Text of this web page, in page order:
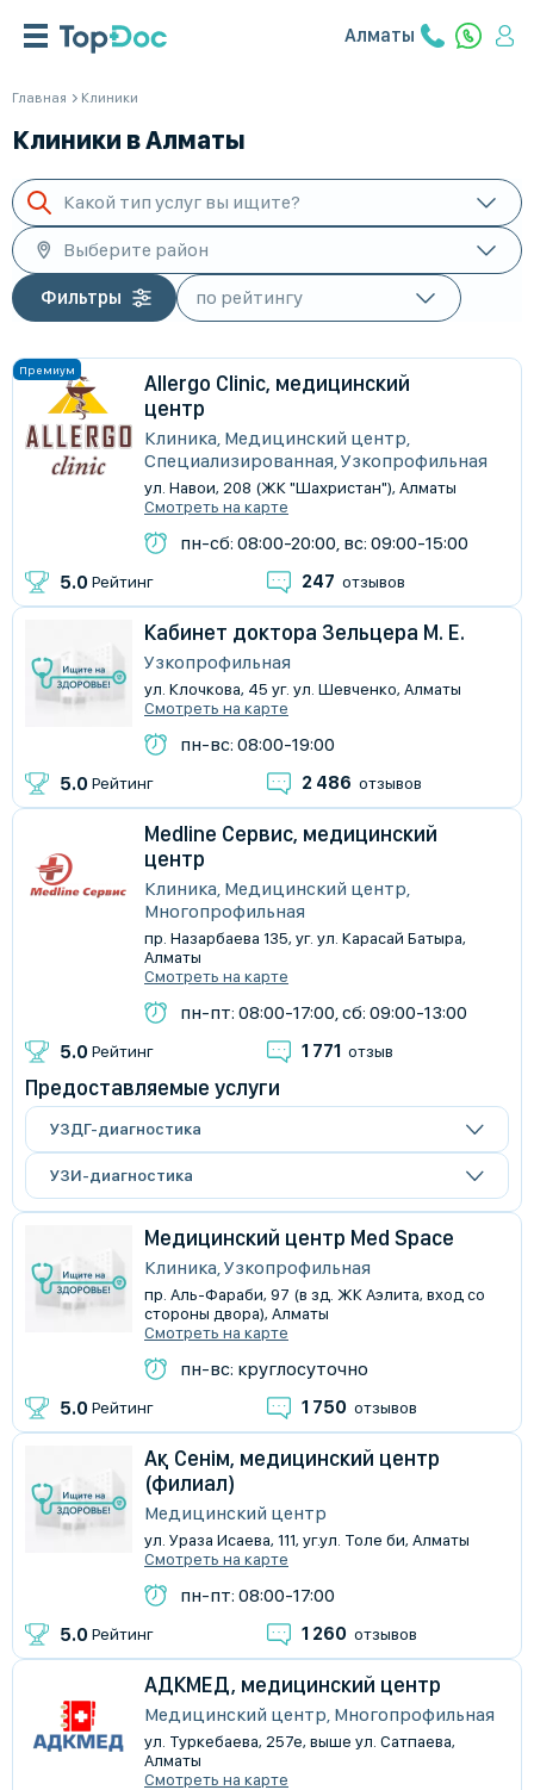
Алматы
Главная Клиники
Клиники в Алматы
Какой тип услуг вы ищите?
Выберите район
Фильтры
Allergo Clinic, медицинский
центр
Клиника, Медицинский центр,
Специализированная, Узкопрофильная
ул. Навои, 208 (ЖК "Шахристан"), Алматы
Смотреть на карте
пн-сб: 08:00-20:00, вс: 09:00-15:00
5.0 Рейтинг 247 отзывов
Кабинет доктора Зельцера М. Е.
Узкопрофильная
ул. Клочкова, 45 уг. ул. Шевченко, Алматы
Смотреть на карте
пн-вс: 08:00-19:00
5.0 Рейтинг 2 486 отзывов
Medline Сервис, медицинский
центр
Клиника, Медицинский центр,
Многопрофильная
пр. Назарбаева 135, уг. ул. Карасай Батыра,
Алматы
Смотреть на карте
пн-пт: 08:00-17:00, сб: 09:00-13:00
5.0 Рейтинг 1 771 отзыв
Предоставляемые услуги
УЗДГ-диагностика
УЗИ-диагностика
Медицинский центр Med Space
Клиника, Узкопрофильная
пр. Аль-Фараби, 97 (в зд. ЖК Аэлита, вход со
стороны двора), Алматы
Смотреть на карте
пн-вс: круглосуточно
5.0 Рейтинг 1 750 отзывов
Ақ Сенім, медицинский центр
(филиал)
Медицинский центр
ул. Ураза Исаева, 111, уг.ул. Толе би, Алматы
Смотреть на карте
пн-пт: 08:00-17:00
5.0 Рейтинг 1 260 отзывов
АДКМЕД, медицинский центр
Медицинский центр, Многопрофильная
ул. Туркебаева, 257е, выше ул. Сатпаева,
Алматы
Смотреть на карте